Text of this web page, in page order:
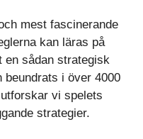
mest fascinerande
kan läras på
en sådan strategisk
beundrats i över 4000
vi spelets
strategier.